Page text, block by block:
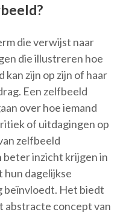
die verwijst naar
die illustreren hoe
kan zijn op zijn of haar
Een zelfbeeld
over hoe iemand
of uitdagingen op
zelfbeeld
beter inzicht krijgen in
hun dagelijkse
beïnvloedt. Het biedt
abstracte concept van